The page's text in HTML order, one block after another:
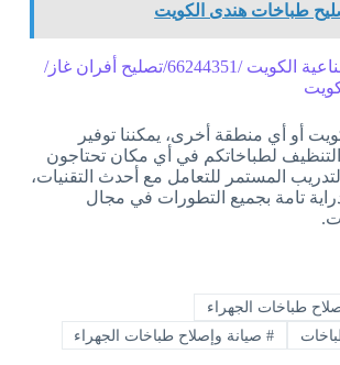
طباخات هندى الكويت
تصليح طباخات صناعية الكويت /66244351/تصليح أفران غاز/
أو أي منطقة أخرى، يمكننا توفير
لطباخاتكم في أي مكان تحتاجون
بالتدريب المستمر للتعامل مع أحدث التقنيات،
تامة بجميع التطورات في مجال
طباخات الجهراء
#صيانة وإصلاح طباخات الجهراء